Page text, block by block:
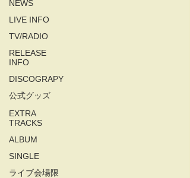
NEWS
LIVE INFO
TV/RADIO
RELEASE
INFO
DISCOGRAPY
公式グッズ
EXTRA
TRACKS
ALBUM
SINGLE
ライブ会場限